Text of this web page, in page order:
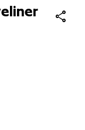
share
pour